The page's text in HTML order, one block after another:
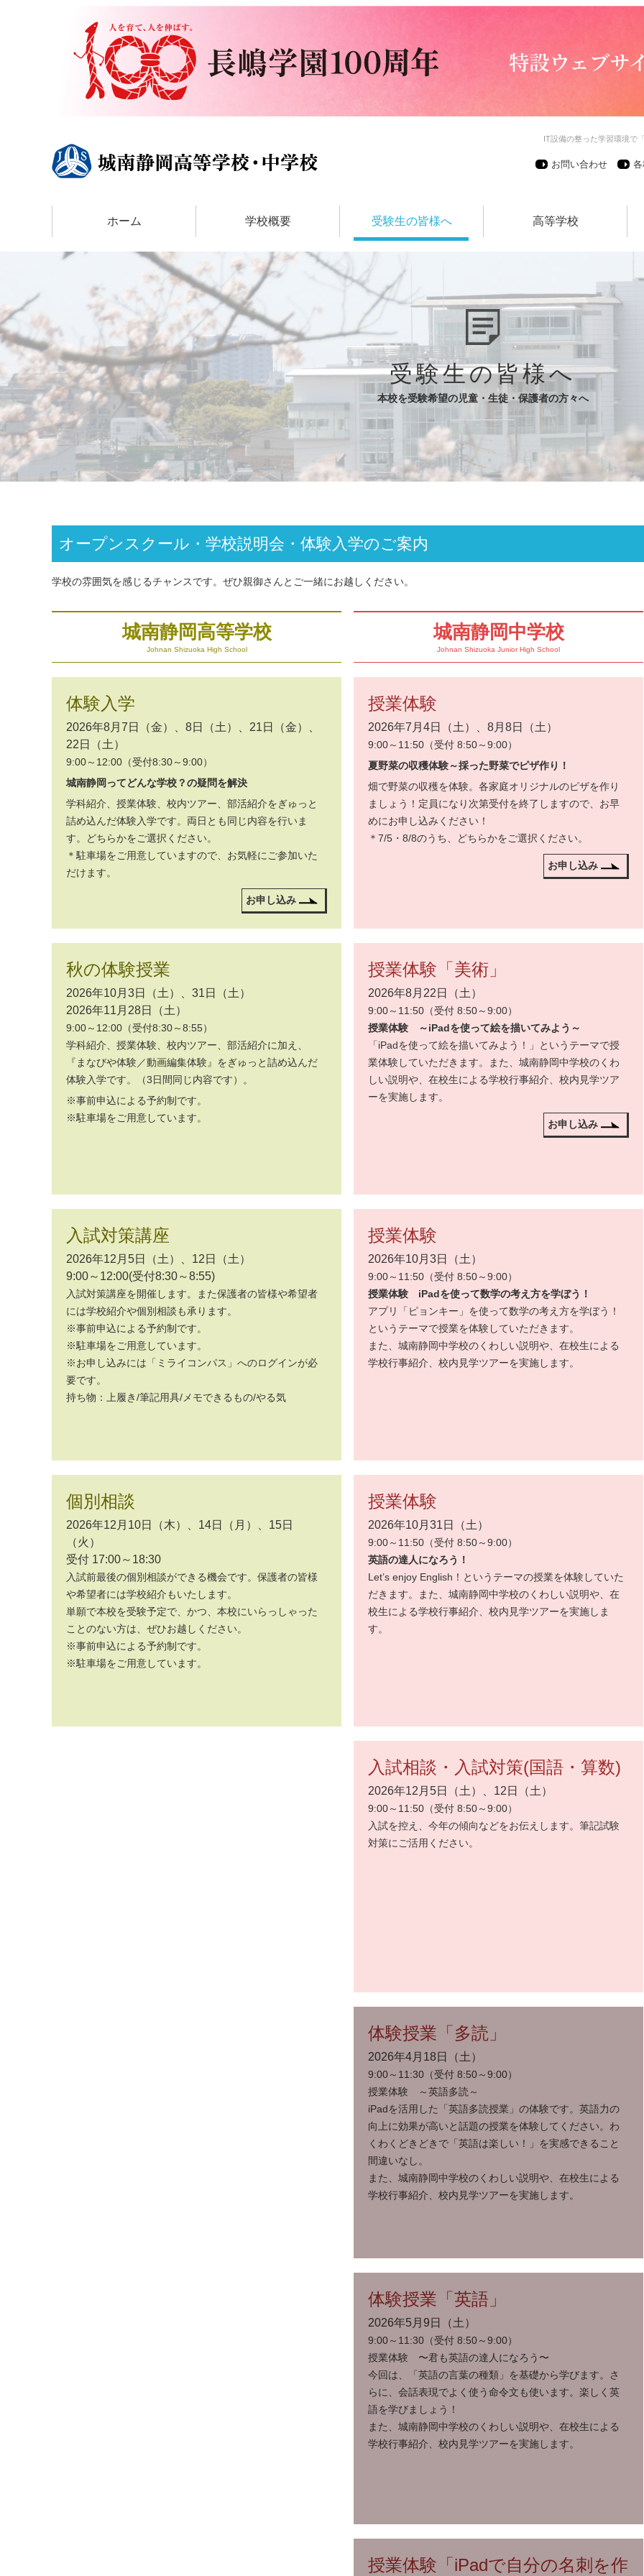
IT設備の整った学習環境で
お問い合わせ
ホーム 学校概要 受験生の皆様へ 高等学校
受験生の皆様へ
本校を受験希望の児童・生徒・保護者の方々へ
オープンスクール・学校説明会・体験入学のご案内
学校の雰囲気を感じるチャンスです。ぜひ親御さんとご一緒にお越しください。
城南静岡高等学校
Johnan Shizuoka High School
体験入学
2026年8月7日（金）、8日（土）、21日（金）、
22日（土）
9:00～12:00（受付8:30～9:00）
城南静岡ってどんな学校？の疑問を解決
学科紹介、授業体験、校内ツアー、部活紹介をぎゅっと
詰め込んだ体験入学です。両日とも同じ内容を行いま
す。どちらかをご選択ください。
＊駐車場をご用意していますので、お気軽にご参加いた
だけます。
お申し込み
秋の体験授業
2026年10月3日（土）、31日（土）
2026年11月28日（土）
9:00～12:00（受付8:30～8:55）
学科紹介、授業体験、校内ツアー、部活紹介に加え、
『まなびや体験／動画編集体験』をぎゅっと詰め込んだ
体験入学です。（3日間同じ内容です）。
※事前申込による予約制です。
※駐車場をご用意しています。
入試対策講座
2026年12月5日（土）、12日（土）
9:00～12:00(受付8:30～8:55)
入試対策講座を開催します。また保護者の皆様や希望者
には学校紹介や個別相談も承ります。
※事前申込による予約制です。
※駐車場をご用意しています。
※お申し込みには「ミライコンパス」へのログインが必
要です。
持ち物：上履き/筆記用具/メモできるもの/やる気
個別相談
2026年12月10日（木）、14日（月）、15日
（火）
受付 17:00～18:30
入試前最後の個別相談ができる機会です。保護者の皆様
や希望者には学校紹介もいたします。
単願で本校を受験予定で、かつ、本校にいらっしゃった
ことのない方は、ぜひお越しください。
※事前申込による予約制です。
※駐車場をご用意しています。
城南静岡中学校
Johnan Shizuoka Junior High School
授業体験
2026年7月4日（土）、8月8日（土）
9:00～11:50（受付 8:50～9:00）
夏野菜の収穫体験～採った野菜でピザ作り！
畑で野菜の収穫を体験。各家庭オリジナルのピザを作り
ましょう！定員になり次第受付を終了しますので、お早
めにお申し込みください！
＊7/5・8/8のうち、どちらかをご選択ください。
お申し込み
授業体験「美術」
2026年8月22日（土）
9:00～11:50（受付 8:50～9:00）
授業体験 ～iPadを使って絵を描いてみよう～
「iPadを使って絵を描いてみよう！」というテーマで授
業体験していただきます。また、城南静岡中学校のくわ
しい説明や、在校生による学校行事紹介、校内見学ツア
ーを実施します。
お申し込み
授業体験
2026年10月3日（土）
9:00～11:50（受付 8:50～9:00）
授業体験 iPadを使って数学の考え方を学ぼう！
アプリ「ピョンキー」を使って数学の考え方を学ぼう！
というテーマで授業を体験していただきます。
また、城南静岡中学校のくわしい説明や、在校生による
学校行事紹介、校内見学ツアーを実施します。
授業体験
2026年10月31日（土）
9:00～11:50（受付 8:50～9:00）
英語の達人になろう！
Let’s enjoy English！というテーマの授業を体験していた
だきます。また、城南静岡中学校のくわしい説明や、在
校生による学校行事紹介、校内見学ツアーを実施しま
す。
入試相談・入試対策(国語・算数)
2026年12月5日（土）、12日（土）
9:00～11:50（受付 8:50～9:00）
入試を控え、今年の傾向などをお伝えします。筆記試験
対策にご活用ください。
体験授業「多読」
2026年4月18日（土）
9:00～11:30（受付 8:50～9:00）
授業体験 ～英語多読～
iPadを活用した「英語多読授業」の体験です。英語力の
向上に効果が高いと話題の授業を体験してください。わ
くわくどきどきで「英語は楽しい！」を実感できること
間違いなし。
また、城南静岡中学校のくわしい説明や、在校生による
学校行事紹介、校内見学ツアーを実施します。
体験授業「英語」
2026年5月9日（土）
9:00～11:30（受付 8:50～9:00）
授業体験 〜君も英語の達人になろう〜
今回は、「英語の言葉の種類」を基礎から学びます。さ
らに、会話表現でよく使う命令文も使います。楽しく英
語を学びましょう！
また、城南静岡中学校のくわしい説明や、在校生による
学校行事紹介、校内見学ツアーを実施します。
授業体験「iPadで自分の名刺を作